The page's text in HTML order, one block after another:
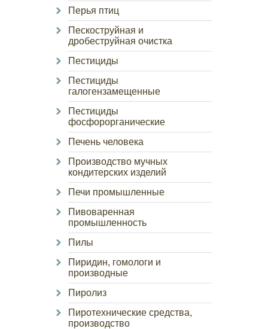
Перья птиц
Пескоструйная и
дробеструйная очистка
Пестициды
Пестициды
галогензамещенные
Пестициды
фосфорорганические
Печень человека
Производство мучных
кондитерских изделий
Печи промышленные
Пивоваренная
промышленность
Пилы
Пиридин, гомологи и
производные
Пиролиз
Пиротехнические средства,
производство